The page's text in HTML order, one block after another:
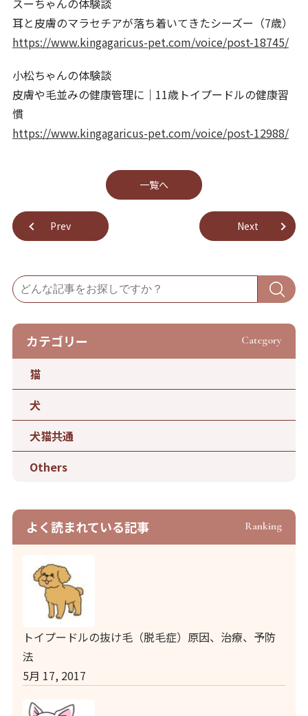
スーちゃんの体験談
耳と皮膚のマラセチアが落ち着いてきたシーズー（7歳）
https://www.kingagaricus-pet.com/voice/post-18745/
小松ちゃんの体験談
皮膚や毛並みの健康管理に｜11歳トイプードルの健康習
慣
https://www.kingagaricus-pet.com/voice/post-12988/
Prev
⼀覧へ
Next
カテゴリー Category
猫
犬
犬猫共通
Others
よく読まれている記事 Ranking
トイプードルの抜け毛（脱毛症）原因、治療、予防
法
5月 17, 2017